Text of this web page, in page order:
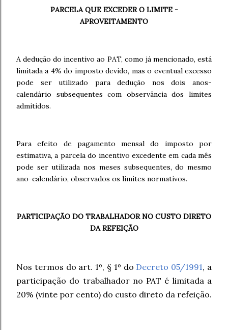
PARCELA QUE EXCEDER O LIMITE -
APROVEITAMENTO
A dedução do incentivo ao PAT, como já mencionado, está
limitada a 4% do imposto devido, mas o eventual excesso
pode ser utilizado para dedução nos dois anos-
calendário subsequentes com observância dos limites
admitidos.
Para efeito de pagamento mensal do imposto por
estimativa, a parcela do incentivo excedente em cada mês
pode ser utilizada nos meses subsequentes, do mesmo
ano-calendário, observados os limites normativos.
PARTICIPAÇÃO DO TRABALHADOR NO CUSTO DIRETO
DA REFEIÇÃO
Nos termos do art. 1º, § 1º do Decreto 05/1991, a
participação do trabalhador no PAT é limitada a
20% (vinte por cento) do custo direto da refeição.